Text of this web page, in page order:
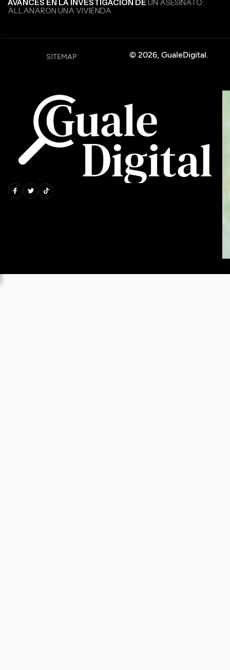
AVANCES EN LA INVESTIGACIÓN DE UN ASESINATO:
ALLANARON UNA VIVIENDA
© 2026, GualeDigital.
SITEMAP